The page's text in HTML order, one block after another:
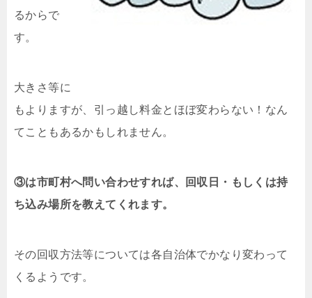
るからで
す。
大きさ等に
もよりますが、引っ越し料金とほぼ変わらない！なん
てこともあるかもしれません。
③は市町村へ問い合わせすれば、回収日・もしくは持
ち込み場所を教えてくれます。
その回収方法等については各自治体でかなり変わって
くるようです。